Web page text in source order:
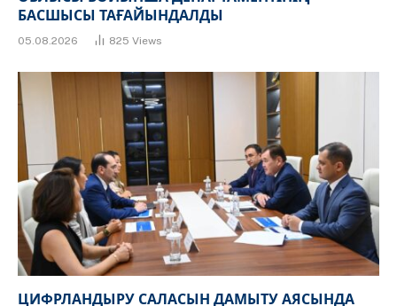
БАСШЫСЫ ТАҒАЙЫНДАЛДЫ
05.08.2026 825 Views
ЦИФРЛАНДЫРУ САЛАСЫН ДАМЫТУ АЯСЫНДА